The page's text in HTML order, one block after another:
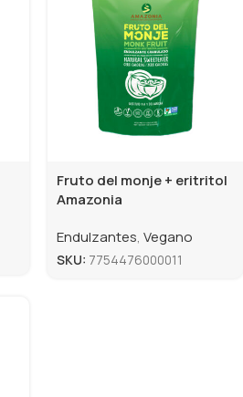
Fruto del monje + eritritol
Amazonia
Endulzantes, Vegano
SKU: 7754476000011